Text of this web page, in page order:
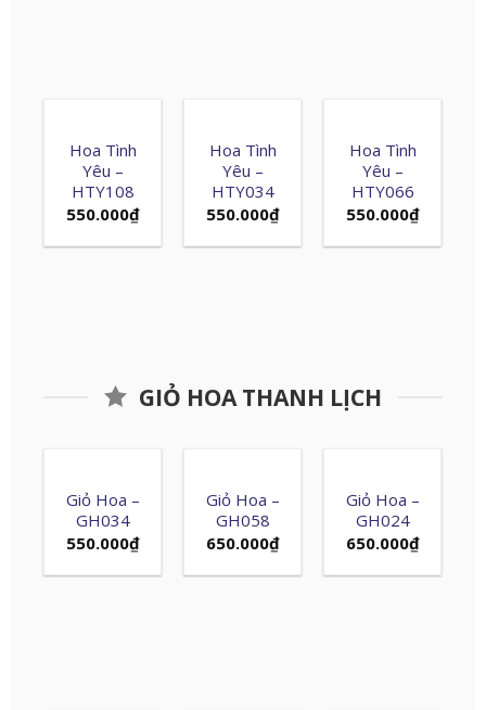
Hoa Tình
Yêu –
HTY108
550.000₫
Hoa Tình
Yêu –
HTY034
550.000₫
Hoa Tình
Yêu –
HTY066
550.000₫
GIỎ HOA THANH LỊCH
Giỏ Hoa –
GH034
550.000₫
Giỏ Hoa –
GH058
650.000₫
Giỏ Hoa –
GH024
650.000₫